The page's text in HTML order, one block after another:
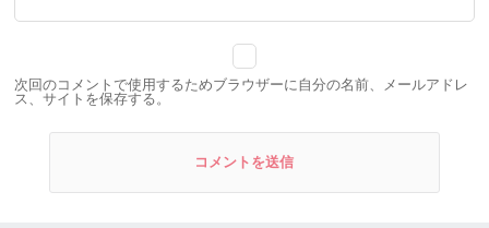
次回のコメントで使用するためブラウザーに自分の名前、メールアドレ
ス、サイトを保存する。